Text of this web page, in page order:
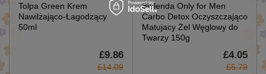
Tolpa Green Krem
Nawilżająco-Łagodzący
50ml
£9.86
£14.09
Bielenda Only for Men
Carbo Detox Oczyszczająco
Matujacy Żel Węglowy do
Twarzy 150g
£4.05
£5.79